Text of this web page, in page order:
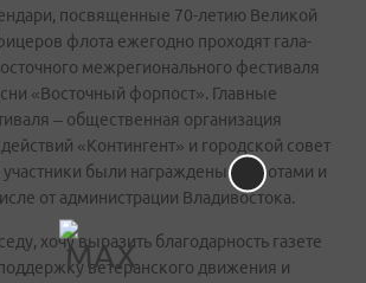
посвященные 70-летию Великой
флота ежегодно проходят гала-
межрегионального фестиваля
«Восточный форпост». Главные
– общественная организация
«Контингент» и городской совет
участники были награждены грамотами и
от администрации Владивостока.
хочу выразить благодарность газете
ветеранского движения и